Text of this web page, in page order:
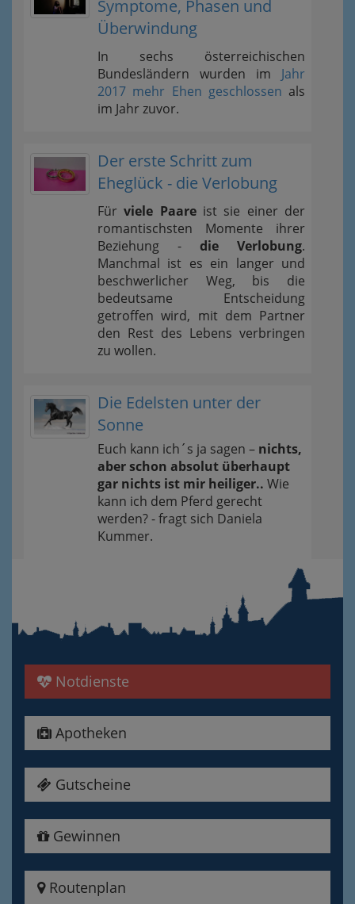
Symptome, Phasen und
Überwindung
In sechs österreichischen
Bundesländern wurden im Jahr
2017 mehr Ehen geschlossen als
im Jahr zuvor.
Der erste Schritt zum
Eheglück - die Verlobung
Fürviele Paareist sie einer der
romantischsten Momente ihrer
Beziehung - die Verlobung.
Manchmal ist es ein langer und
beschwerlicher Weg, bis die
bedeutsame Entscheidung
getroffen wird, mit dem Partner
den Rest des Lebens verbringen
zu wollen.
Die Edelsten unter der
Sonne
Euch kann ich´s ja sagen – nichts,
aber schon absolut überhaupt
gar nichts ist mir heiliger.. Wie
kann ich dem Pferd gerecht
werden? - fragt sich Daniela
Kummer.
Notdienste
Apotheken
Gutscheine
Gewinnen
Routenplan